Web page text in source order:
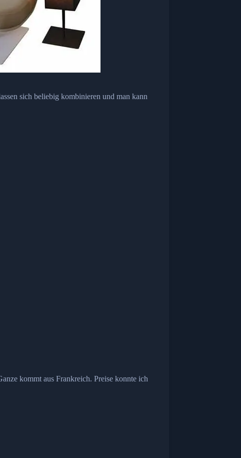
sich beliebig kombinieren und man kann
kommt aus Frankreich. Preise konnte ich